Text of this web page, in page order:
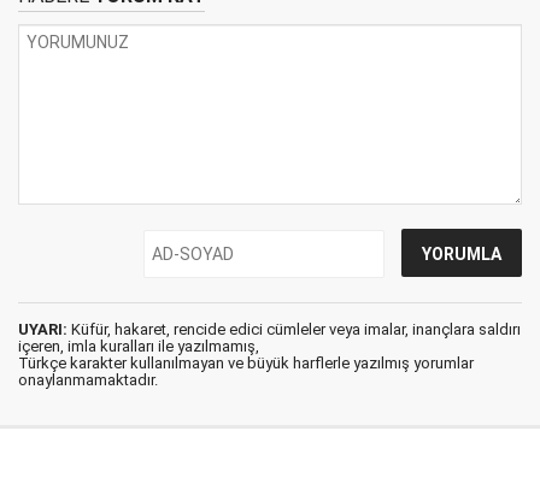
UYARI: Küfür, hakaret, rencide edici cümleler veya imalar, inançlara saldırı
içeren, imla kuralları ile yazılmamış,
Türkçe karakter kullanılmayan ve büyük harflerle yazılmış yorumlar
onaylanmamaktadır.